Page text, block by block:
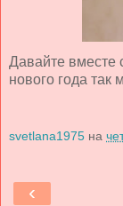
Давайте вместе
нового года так
svetlana1975 на
‹